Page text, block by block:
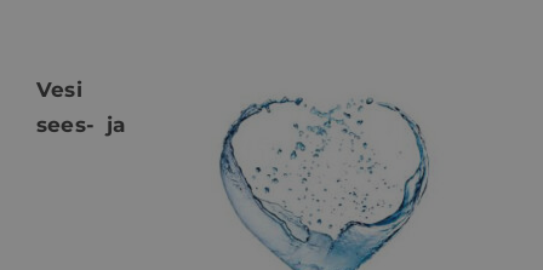
KUURI BRONEERIMINE
Vesi
sees- ja